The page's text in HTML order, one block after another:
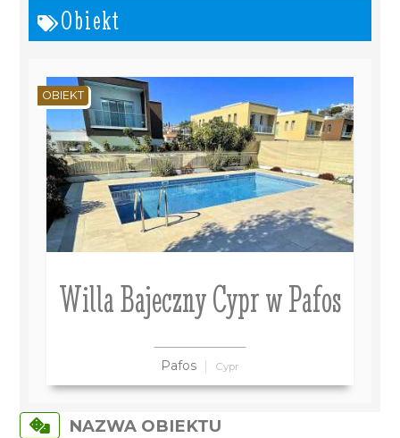
Obiekt
Willa Bajeczny Cypr w Pafos
Pafos Cypr
OBIEKT
NAZWA OBIEKTU